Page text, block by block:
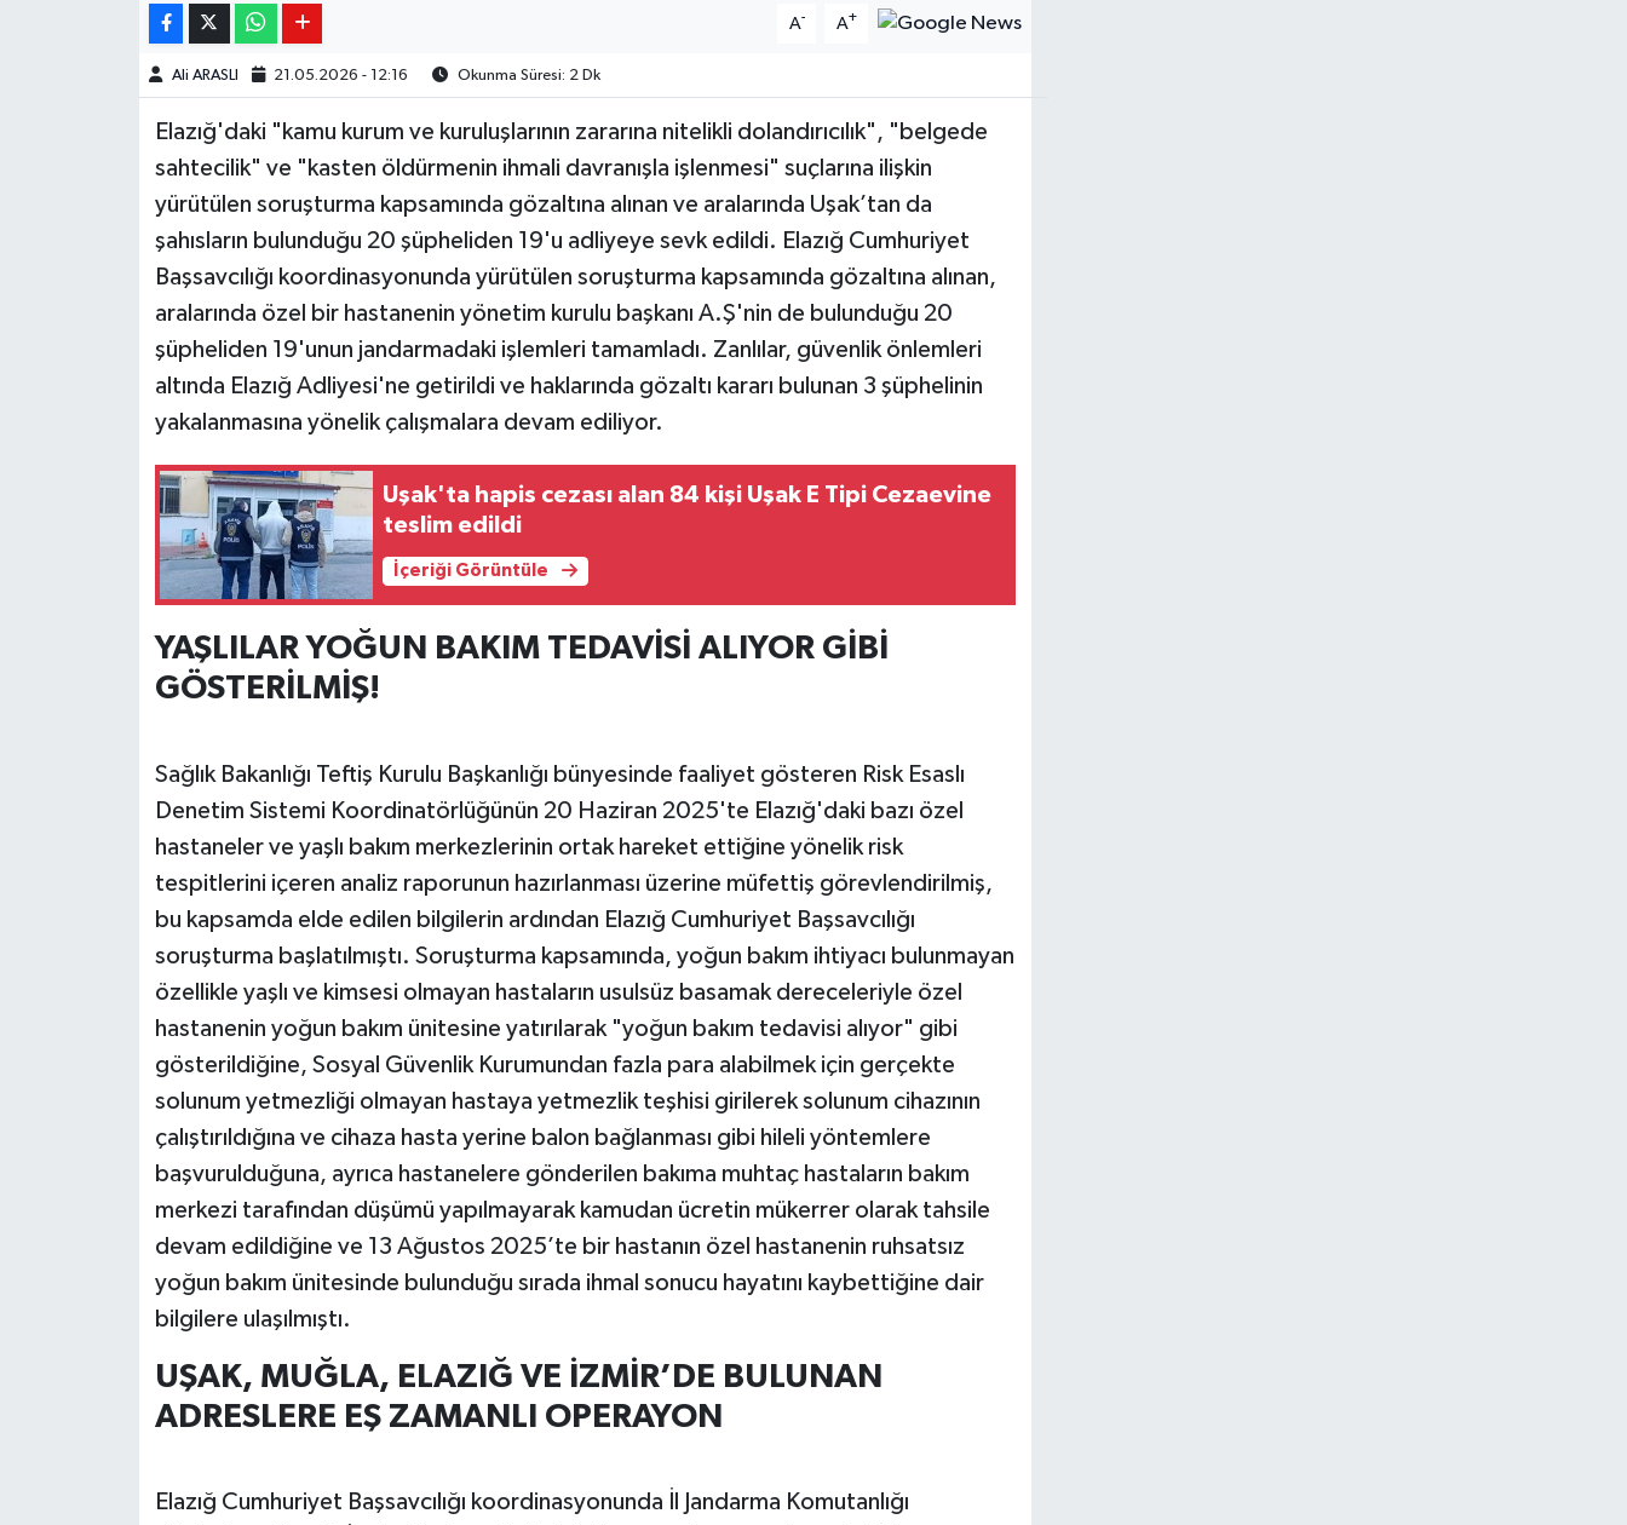
A- A+
Ali ARASLI 21.05.2026 - 12:16 Okunma Süresi: 2 Dk
Elazığ'daki "kamu kurum ve kuruluşlarının zararına nitelikli dolandırıcılık", "belgede
sahtecilik" ve "kasten öldürmenin ihmali davranışla işlenmesi" suçlarına ilişkin
yürütülen soruşturma kapsamında gözaltına alınan ve aralarında Uşak’tan da
şahısların bulunduğu 20 şüpheliden 19'u adliyeye sevk edildi. Elazığ Cumhuriyet
Başsavcılığı koordinasyonunda yürütülen soruşturma kapsamında gözaltına alınan,
aralarında özel bir hastanenin yönetim kurulu başkanı A.Ş'nin de bulunduğu 20
şüpheliden 19'unun jandarmadaki işlemleri tamamladı. Zanlılar, güvenlik önlemleri
altında Elazığ Adliyesi'ne getirildi ve haklarında gözaltı kararı bulunan 3 şüphelinin
yakalanmasına yönelik çalışmalara devam ediliyor.
Uşak'ta hapis cezası alan 84 kişi Uşak E Tipi Cezaevine
teslim edildi
İçeriği Görüntüle
YAŞLILAR YOĞUN BAKIM TEDAVİSİ ALIYOR GİBİ
GÖSTERİLMİŞ!
Sağlık Bakanlığı Teftiş Kurulu Başkanlığı bünyesinde faaliyet gösteren Risk Esaslı
Denetim Sistemi Koordinatörlüğünün 20 Haziran 2025'te Elazığ'daki bazı özel
hastaneler ve yaşlı bakım merkezlerinin ortak hareket ettiğine yönelik risk
tespitlerini içeren analiz raporunun hazırlanması üzerine müfettiş görevlendirilmiş,
bu kapsamda elde edilen bilgilerin ardından Elazığ Cumhuriyet Başsavcılığı
soruşturma başlatılmıştı. Soruşturma kapsamında, yoğun bakım ihtiyacı bulunmayan
özellikle yaşlı ve kimsesi olmayan hastaların usulsüz basamak dereceleriyle özel
hastanenin yoğun bakım ünitesine yatırılarak "yoğun bakım tedavisi alıyor" gibi
gösterildiğine, Sosyal Güvenlik Kurumundan fazla para alabilmek için gerçekte
solunum yetmezliği olmayan hastaya yetmezlik teşhisi girilerek solunum cihazının
çalıştırıldığına ve cihaza hasta yerine balon bağlanması gibi hileli yöntemlere
başvurulduğuna, ayrıca hastanelere gönderilen bakıma muhtaç hastaların bakım
merkezi tarafından düşümü yapılmayarak kamudan ücretin mükerrer olarak tahsile
devam edildiğine ve 13 Ağustos 2025’te bir hastanın özel hastanenin ruhsatsız
yoğun bakım ünitesinde bulunduğu sırada ihmal sonucu hayatını kaybettiğine dair
bilgilere ulaşılmıştı.
UŞAK, MUĞLA, ELAZIĞ VE İZMİR’DE BULUNAN
ADRESLERE EŞ ZAMANLI OPERAYON
Elazığ Cumhuriyet Başsavcılığı koordinasyonunda İl Jandarma Komutanlığı